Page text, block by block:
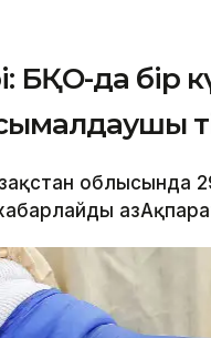
БҚО-да бір
облысында